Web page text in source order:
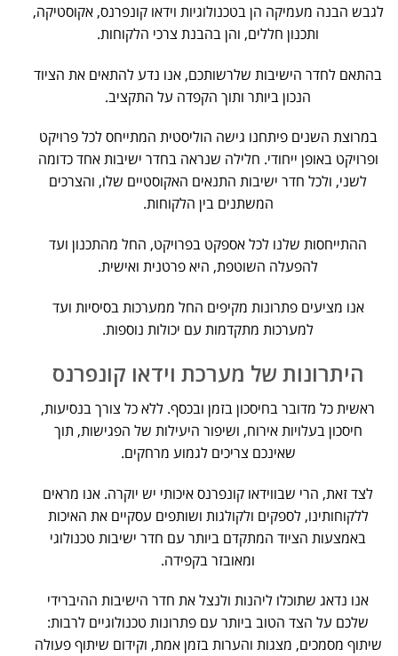
לגבש הבנה מעמיקה הן בטכנולוגיות וידאו קונפרנס, אקוסטיקה,
ותכנון חללים, והן בהבנת צרכי הלקוחות.
בהתאם לחדר הישיבות שלרשותכם, אנו נדע להתאים את הציוד
הנכון ביותר ותוך הקפדה על התקציב.
במרוצת השנים פיתחנו גישה הוליסטית המתייחס לכל פרויקט
ופרויקט באופן ייחודי. חלילה שנראה בחדר ישיבות אחד כדומה
לשני, ולכל חדר ישיבות התנאים האקוסטיים שלו, והצרכים
המשתנים בין הלקוחות.
ההתייחסות שלנו לכל אספקט בפרויקט, החל מהתכנון ועד
להפעלה השוטפת, היא פרטנית ואישית.
אנו מציעים פתרונות מקיפים החל ממערכות בסיסיות ועד
למערכות מתקדמות עם יכולות נוספות.
היתרונות של מערכת וידאו קונפרנס
ראשית כל מדובר בחיסכון בזמן ובכסף. ללא כל צורך בנסיעות,
חיסכון בעלויות אירוח, ושיפור היעילות של הפגישות, תוך
שאינכם צריכים לגמוע מרחקים.
לצד זאת, הרי שבווידאו קונפרנס איכותי יש יוקרה. אנו מראים
ללקוחותינו, לספקים ולקולגות ושותפים עסקיים את האיכות
באמצעות הציוד המתקדם ביותר עם חדר ישיבות טכנולוגי
ומאובזר בקפידה.
אנו נדאג שתוכלו ליהנות ולנצל את חדר הישיבות ההיברידי
שלכם על הצד הטוב ביותר עם פתרונות טכנולוגיים לרבות:
שיתוף מסמכים, מצגות והערות בזמן אמת, וקידום שיתוף פעולה